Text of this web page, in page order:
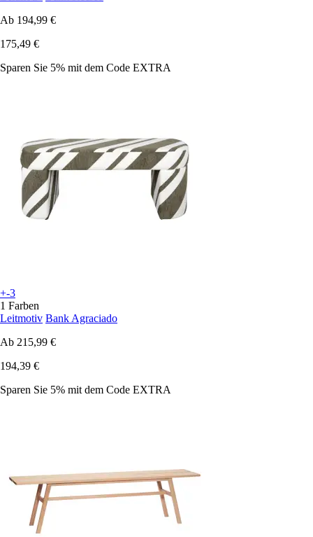
Ab 194,99 €
175,49 €
Sparen Sie 5% mit dem Code EXTRA
+-3
1 Farben
Leitmotiv Bank Agraciado
Ab 215,99 €
194,39 €
Sparen Sie 5% mit dem Code EXTRA